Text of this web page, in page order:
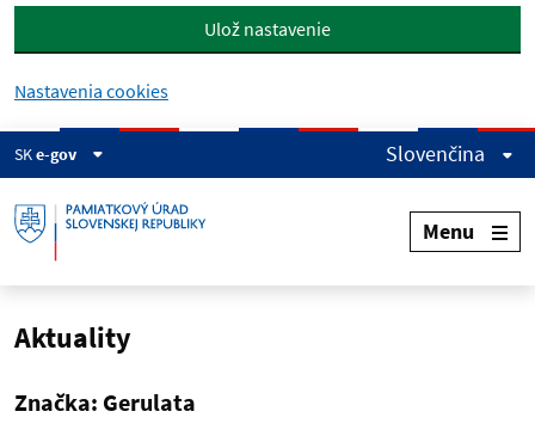
Ulož nastavenie
Nastavenia cookies
SKe-gov Slovenčina
Menu
Aktuality
Značka: Gerulata